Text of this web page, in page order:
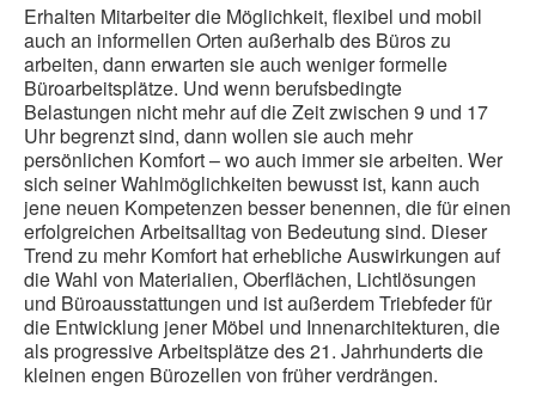
Erhalten Mitarbeiter die Möglichkeit, flexibel und mobil
auch an informellen Orten außerhalb des Büros zu
arbeiten, dann erwarten sie auch weniger formelle
Büroarbeitsplätze. Und wenn berufsbedingte
Belastungen nicht mehr auf die Zeit zwischen 9 und 17
Uhr begrenzt sind, dann wollen sie auch mehr
persönlichen Komfort – wo auch immer sie arbeiten. Wer
sich seiner Wahlmöglichkeiten bewusst ist, kann auch
jene neuen Kompetenzen besser benennen, die für einen
erfolgreichen Arbeitsalltag von Bedeutung sind. Dieser
Trend zu mehr Komfort hat erhebliche Auswirkungen auf
die Wahl von Materialien, Oberflächen, Lichtlösungen
und Büroausstattungen und ist außerdem Triebfeder für
die Entwicklung jener Möbel und Innenarchitekturen, die
als progressive Arbeitsplätze des 21. Jahrhunderts die
kleinen engen Bürozellen von früher verdrängen.